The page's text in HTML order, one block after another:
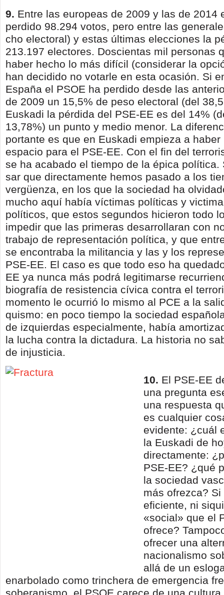
9. Entre las europeas de 2009 y las de 2014
perdido 98.294 votos, pero entre las
cho electoral) y estas últimas elecciones la
213.197 electores. Doscientas mil personas
haber hecho lo más difícil (considerar la
han decidido no votarle en esta ocasión. Si
España el PSOE ha perdido desde las
de 2009 un 15,5% de peso electoral (del
Euskadi la pérdida del PSE-EE es del 14%
13,78%) un punto y medio menor. La
portante es que en Euskadi empieza a haber
espacio para el PSE-EE. Con el fin del
se ha acabado el tiempo de la épica
sar que directamente hemos pasado a los
vergüenza, en los que la sociedad ha
mucho aquí había víctimas políticas y
políticos, que estos segundos hicieron todo
impedir que las primeras desarrollaran con
trabajo de representación política, y que
se encontraba la militancia y las y los
PSE-EE. El caso es que todo eso ha
EE ya nunca más podrá legitimarse
biografía de resistencia cívica contra el
momento le ocurrió lo mismo al PCE a la
quismo: en poco tiempo la sociedad
de izquierdas especialmente, había
la lucha contra la dictadura. La historia no
de injusticia.
10. El PSE-EE
una pregunta
una respuesta
es cualquier
evidente: ¿cuál
la Euskadi de
directamente:
PSE-EE? ¿qué
la sociedad
más ofrezca?
eficiente, ni
«social» que el
ofrece?
ofrecer una
nacionalismo
allá de un
enarbolado como trinchera de emer­gencia